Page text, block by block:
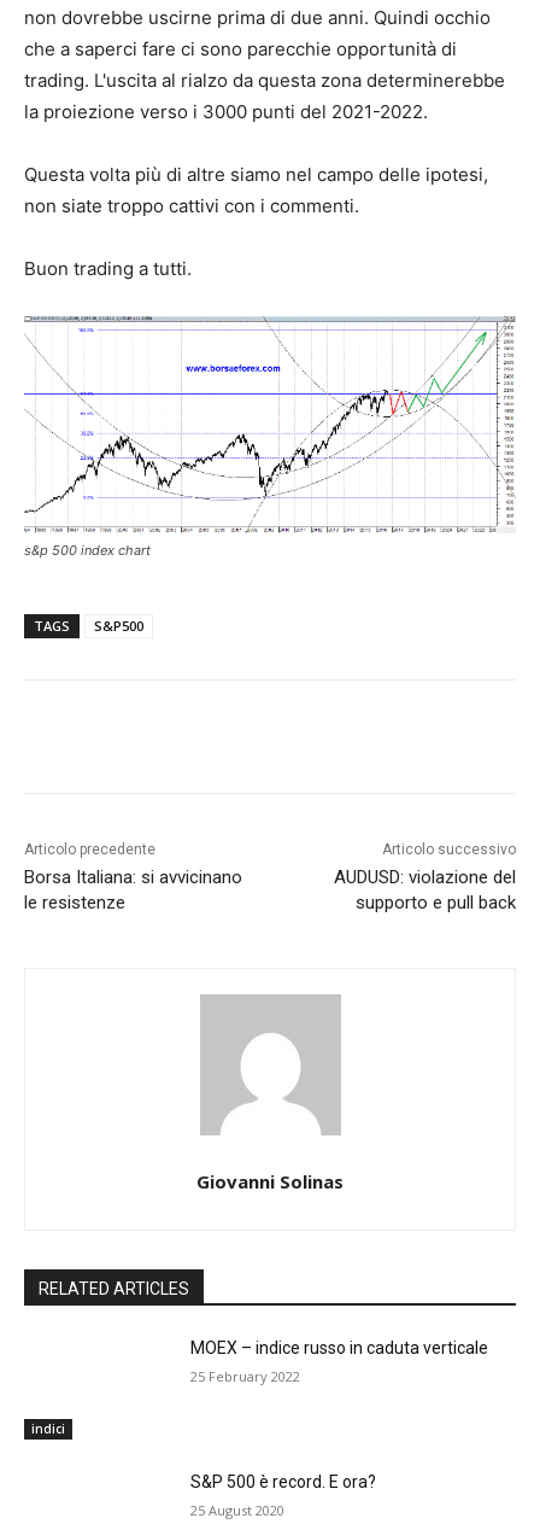
non dovrebbe uscirne prima di due anni. Quindi occhio
che a saperci fare ci sono parecchie opportunità di
trading. L'uscita al rialzo da questa zona determinerebbe
la proiezione verso i 3000 punti del 2021-2022.
Questa volta più di altre siamo nel campo delle ipotesi,
non siate troppo cattivi con i commenti.
Buon trading a tutti.
s&p 500 index chart
TAGS S&P500
Articolo precedente
Borsa Italiana: si avvicinano
le resistenze
Articolo successivo
AUDUSD: violazione del
supporto e pull back
Giovanni Solinas
RELATED ARTICLES
indici
MOEX – indice russo in caduta verticale
25 February 2022
S&P 500 è record. E ora?
25 August 2020